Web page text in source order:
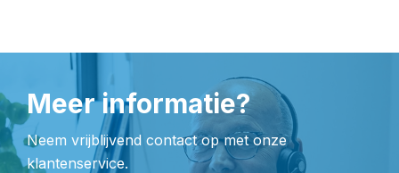
Meer informatie?
Neem vrijblijvend contact op met onze
klantenservice.